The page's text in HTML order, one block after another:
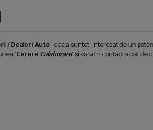
/ Dealeri Auto : daca sunteti interesat de un
'Cerere Colaborare' si va vom contacta cat de